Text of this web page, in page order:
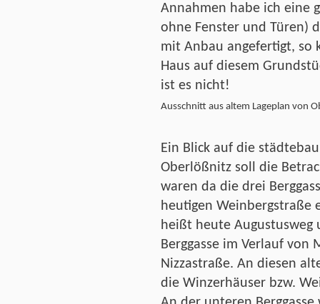
Annahmen habe ich eine
ohne Fenster und Türen)
mit Anbau angefertigt, so
Haus auf diesem
ist es nicht!
Ausschnitt aus altem Lageplan von
Ein Blick auf die
Oberlößnitz soll die
waren da die drei
heutigen Weinbergstraße
heißt heute
Berggasse im Verlauf von
Nizzastraße. An diesen
die Winzerhäuser bzw.